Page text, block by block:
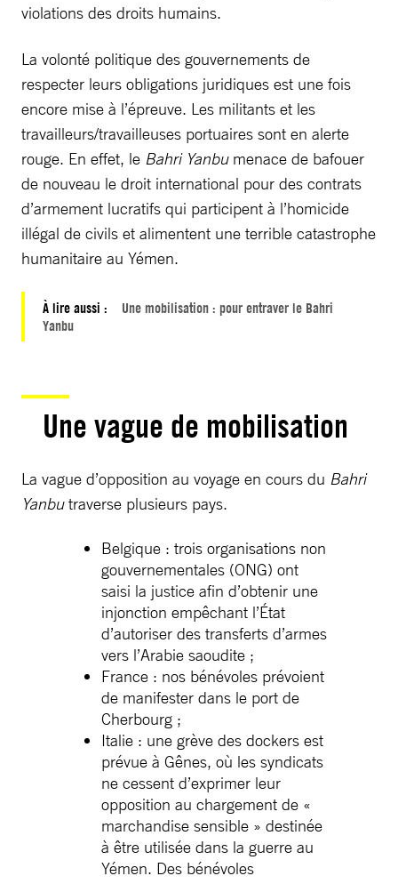
violations des droits humains.
La volonté politique des gouvernements de
respecter leurs obligations juridiques est une fois
encore mise à l’épreuve. Les militants et les
travailleurs/travailleuses portuaires sont en alerte
rouge. En effet, le Bahri Yanbu menace de bafouer
de nouveau le droit international pour des contrats
d’armement lucratifs qui participent à l’homicide
illégal de civils et alimentent une terrible catastrophe
humanitaire au Yémen.
À lire aussi :
Une mobilisation : pour entraver le Bahri
Yanbu
Une vague de mobilisation
La vague d’opposition au voyage en cours du Bahri
Yanbutraverse plusieurs pays.
Belgique : trois organisations non
gouvernementales (ONG) ont
saisi la justice afin d’obtenir une
injonction empêchant l’État
d’autoriser des transferts d’armes
vers l’Arabie saoudite ;
France : nos bénévoles prévoient
de manifester dans le port de
Cherbourg ;
Italie : une grève des dockers est
prévue à Gênes, où les syndicats
ne cessent d’exprimer leur
opposition au chargement de «
marchandise sensible » destinée
à être utilisée dans la guerre au
Yémen. Des bénévoles